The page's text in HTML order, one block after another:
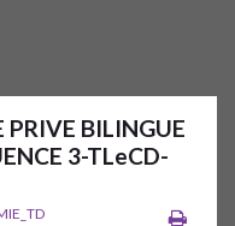
PRIVE BILINGUE
3-TLeCD-